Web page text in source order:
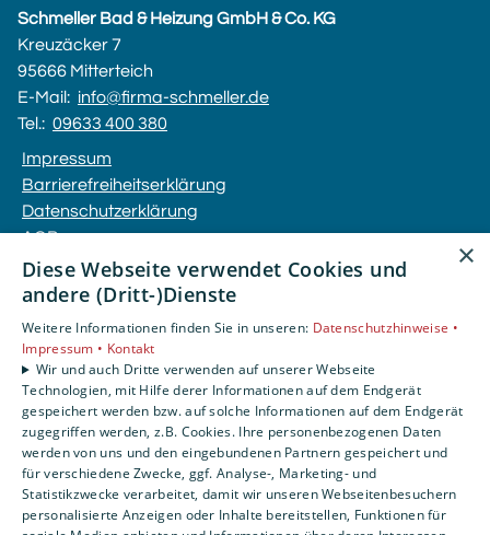
Schmeller Bad & Heizung GmbH & Co. KG
Kreuzäcker 7
95666 Mitterteich
E-Mail: info@firma-schmeller.de
Tel.: 09633 400 380
Impressum
Barrierefreiheitserklärung
Datenschutzerklärung
AGB
Unsere Bereiche
Gewerbekunden
Karriere
Unternehmen
Kontakt
×
Diese Webseite verwendet Cookies und
andere (Dritt-)Dienste
Weitere Informationen finden Sie in unseren: Datenschutzhinweise •
Impressum • Kontakt
Wir und auch Dritte verwenden auf unserer Webseite
Technologien, mit Hilfe derer Informationen auf dem Endgerät
gespeichert werden bzw. auf solche Informationen auf dem Endgerät
zugegriffen werden, z.B. Cookies. Ihre personenbezogenen Daten
werden von uns und den eingebundenen Partnern gespeichert und
für verschiedene Zwecke, ggf. Analyse-, Marketing- und
Statistikzwecke verarbeitet, damit wir unseren Webseitenbesuchern
personalisierte Anzeigen oder Inhalte bereitstellen, Funktionen für